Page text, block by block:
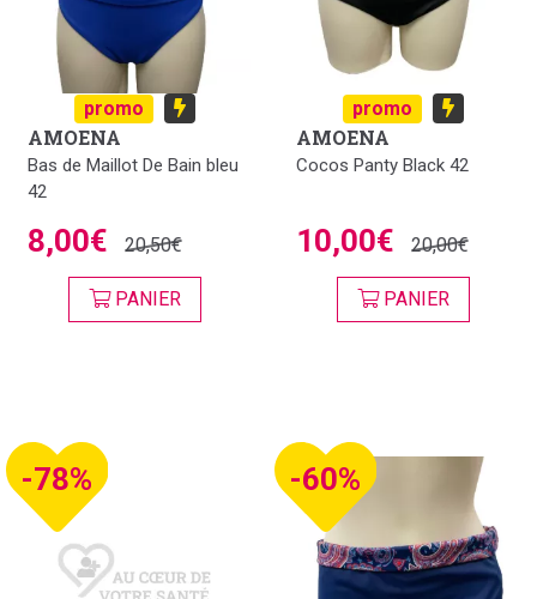
promo
AMOENA
Bas de Maillot De Bain bleu
42
8,00€ 20,50€
PANIER
promo
AMOENA
Cocos Panty Black 42
10,00€ 20,00€
PANIER
-78% -60%